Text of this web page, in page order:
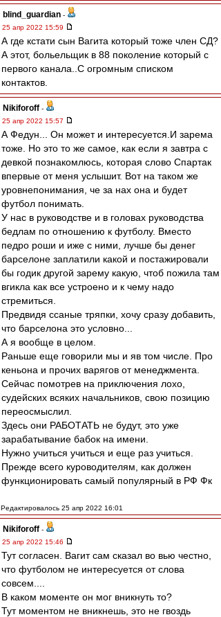
blind_guardian -
25 апр 2022 15:59
А где кстати сын Вагита который тоже член СД?
А этот, больельщик в 88 поколение который с
первого канала..С огромным списком
контактов.
Nikiforoff -
25 апр 2022 15:57
А Федун... Он может и интересуется.И зарема
тоже. Но это то же самое, как если я завтра с
девкой познакомлюсь, которая слово Спартак
впервые от меня услышит. Вот на таком же
уровнепонимания, че за нах она и будет
футбол понимать.
У нас в руководстве и в головах руководства
бедлам по отношению к футболу. Вместо
педро роши и иже с ними, лучше бы денег
барселоне заплатили какой и постажировали
бы годик другой зарему какую, чтоб пожила там
вгикла как все устроено и к чему надо
стремиться.
Предвидя ссаные тряпки, хочу сразу добавить,
что барселона это условно...
А я вообще в целом.
Раньше еще говорили мы и яв том числе. Про
кеньона и прочих варягов от менеджмента.
Сейчас помотрев на приключения лохо,
судейских всяких начальников, свою позицию
переосмыслил.
Здесь они РАБОТАТЬ не будут, это уже
зарабатывание бабок на имени.
Нужно учиться учиться и еще раз учиться.
Прежде всего куроводителям, как должен
функционировать самый популярный в РФ Фк
Редактировалось 25 апр 2022 16:01
Nikiforoff -
25 апр 2022 15:46
Тут согласен. Вагит сам сказал во вью честно,
что футболом не интересуется от слова
совсем....
В каком моменте он мог вникнуть то?
Тут моментом не вникнешь, это не гвоздь